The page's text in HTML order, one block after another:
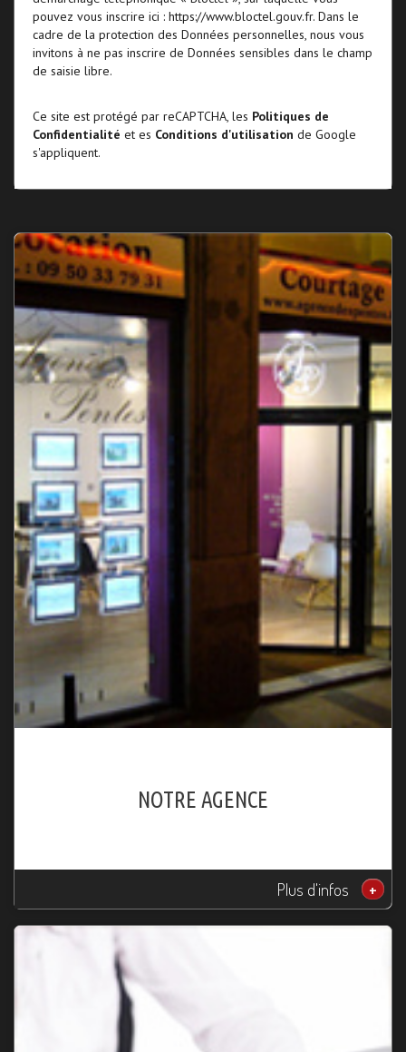
pouvez vous inscrire ici : https://www.bloctel.gouv.fr. Dans le
cadre de la protection des Données personnelles, nous vous
invitons à ne pas inscrire de Données sensibles dans le champ
de saisie libre.
Ce site est protégé par reCAPTCHA, les Politiques de
Confidentialité et es Conditions d'utilisation de Google
s'appliquent.
NOTRE AGENCE
Plus d'infos +